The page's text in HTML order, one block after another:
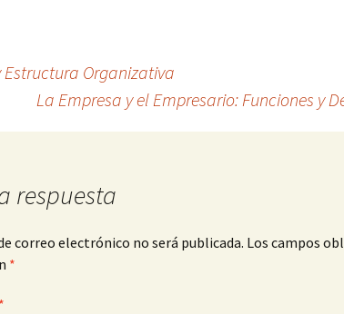
Estructura Organizativa
La Empresa y el Empresario: Funciones y
respuesta
correo electrónico no será publicada. Los campos
*
*